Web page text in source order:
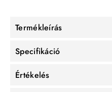
Termékleírás
Specifikáció
Értékelés